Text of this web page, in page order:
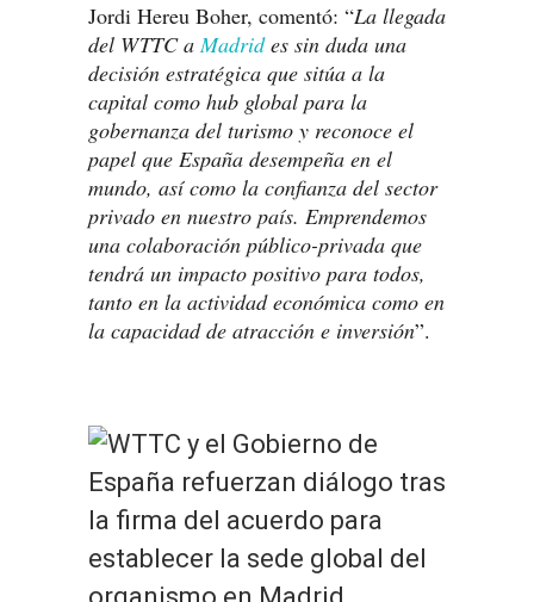
Jordi Hereu Boher, comentó: “La llegada
del WTTC aMadrides sin duda una
decisión estratégica que sitúa a la
capital como hub global para la
gobernanza del turismo y reconoce el
papel que España desempeña en el
mundo, así como la confianza del sector
privado en nuestro país. Emprendemos
una colaboración público-privada que
tendrá un impacto positivo para todos,
tanto en la actividad económica como en
la capacidad de atracción e inversión”.